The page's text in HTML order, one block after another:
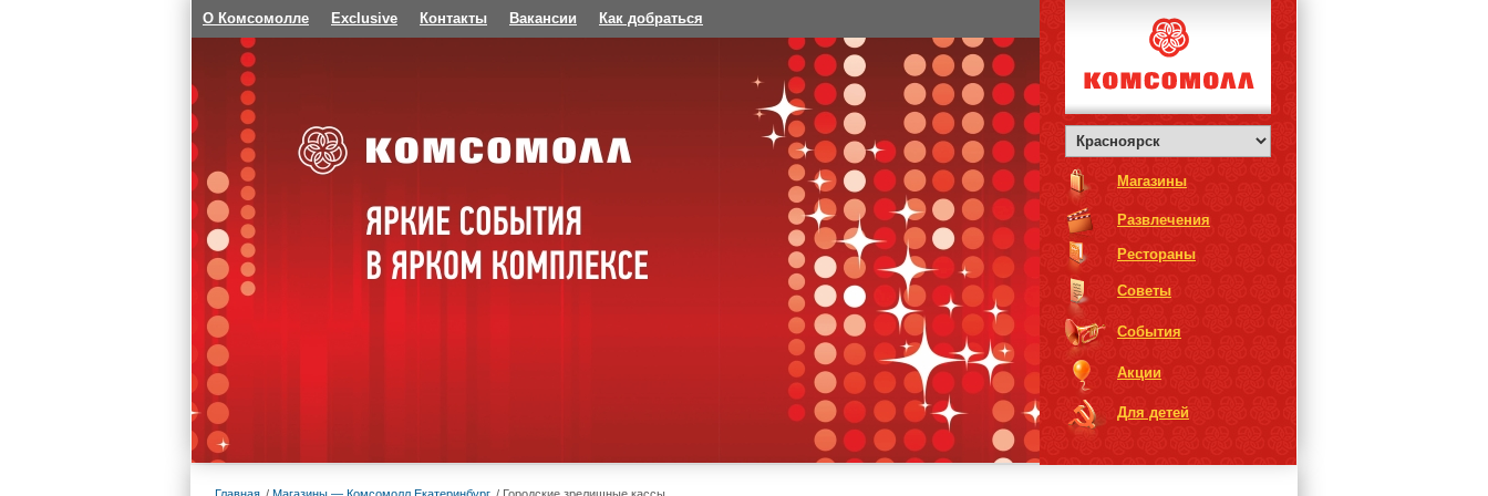
О Комсомолле Exclusive Контакты Вакансии Как добраться
Магазины
Развлечения
Рестораны
Советы
События
Акции
Для детей